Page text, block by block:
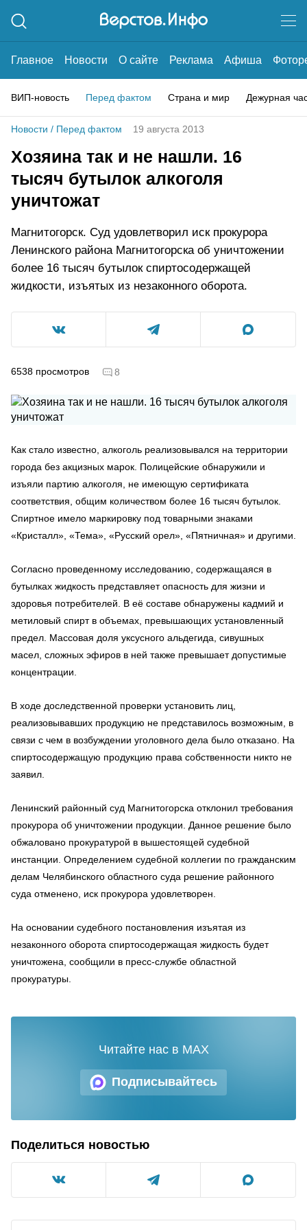
Главное Новости О сайте Реклама Афиша
ВИП-новость Перед фактом Страна и мир Дежурная
Новости / Перед фактом 19 августа 2013
Хозяина так и не нашли. 16
тысяч бутылок алкоголя
уничтожат
Магнитогорск. Суд удовлетворил иск прокурора
Ленинского района Магнитогорска об уничтожении
более 16 тысяч бутылок спиртосодержащей
жидкости, изъятых из незаконного оборота.
6538 просмотров 8
Как стало известно, алкоголь реализовывался на территории
города без акцизных марок. Полицейские обнаружили и
изъяли партию алкоголя, не имеющую сертификата
соответствия, общим количеством более 16 тысяч бутылок.
Спиртное имело маркировку под товарными знаками
«Кристалл», «Тема», «Русский орел», «Пятничная» и другими.
Согласно проведенному исследованию, содержащаяся в
бутылках жидкость представляет опасность для жизни и
здоровья потребителей. В её составе обнаружены кадмий и
метиловый спирт в объемах, превышающих установленный
предел. Массовая доля уксусного альдегида, сивушных
масел, сложных эфиров в ней также превышает допустимые
концентрации.
В ходе доследственной проверки установить лиц,
реализовывавших продукцию не представилось возможным, в
связи с чем в возбуждении уголовного дела было отказано. На
спиртосодержащую продукцию права собственности никто не
заявил.
Ленинский районный суд Магнитогорска отклонил требования
прокурора об уничтожении продукции. Данное решение было
обжаловано прокуратурой в вышестоящей судебной
инстанции. Определением судебной коллегии по гражданским
делам Челябинского областного суда решение районного
суда отменено, иск прокурора удовлетворен.
На основании судебного постановления изъятая из
незаконного оборота спиртосодержащая жидкость будет
уничтожена, сообщили в пресс-службе областной
прокуратуры.
Подписывайтесь
Читайте нас в MAX
Поделиться новостью